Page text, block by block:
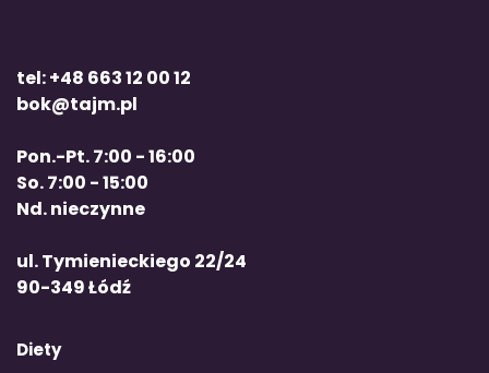
tel: +48 663 12 00 12
bok@tajm.pl
Pon.-Pt. 7:00 - 16:00
So. 7:00 - 15:00
Nd. nieczynne
ul. Tymienieckiego 22/24
90-349 Łódź
Diety